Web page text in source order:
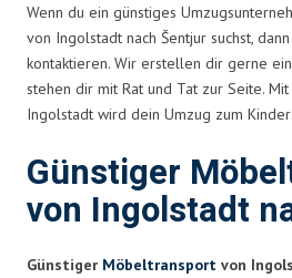
Wenn du ein günstiges
von Ingolstadt nach Šentjur suchst,
kontaktieren. Wir erstellen dir gerne
stehen dir mit Rat und Tat zur Seite.
Ingolstadt wird dein Umzug zum
Günstiger
von Ingolstadt
Günstiger Möbeltransport von